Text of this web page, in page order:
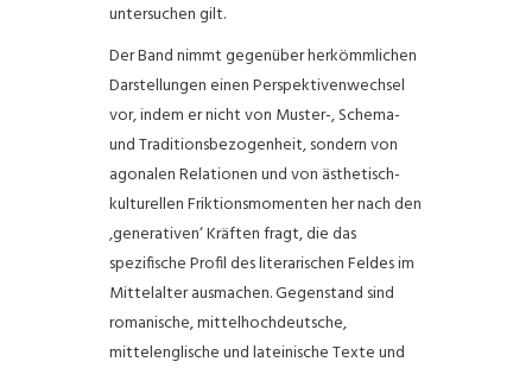
untersuchen gilt.
Der Band nimmt gegenüber herkömmlichen
Darstellungen einen Perspektivenwechsel
vor, indem er nicht von Muster-, Schema-
und Traditionsbezogenheit, sondern von
agonalen Relationen und von ästhetisch-
kulturellen Friktionsmomenten her nach den
‚generativen‘ Kräften fragt, die das
spezifische Profil des literarischen Feldes im
Mittelalter ausmachen. Gegenstand sind
romanische, mittelhochdeutsche,
mittelenglische und lateinische Texte und